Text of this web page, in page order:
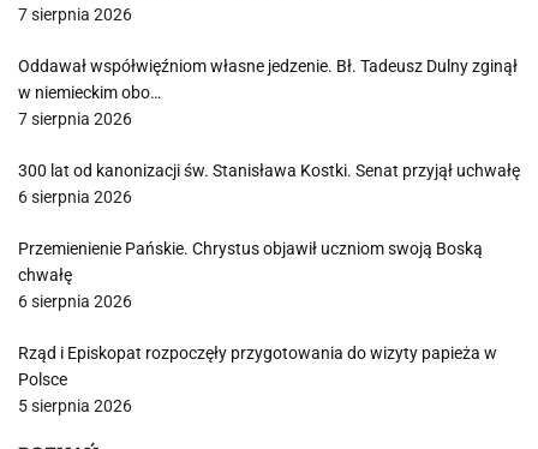
7 sierpnia 2026
Oddawał współwięźniom własne jedzenie. Bł. Tadeusz Dulny zginął
w niemieckim obo…
7 sierpnia 2026
300 lat od kanonizacji św. Stanisława Kostki. Senat przyjął uchwałę
6 sierpnia 2026
Przemienienie Pańskie. Chrystus objawił uczniom swoją Boską
chwałę
6 sierpnia 2026
Rząd i Episkopat rozpoczęły przygotowania do wizyty papieża w
Polsce
5 sierpnia 2026